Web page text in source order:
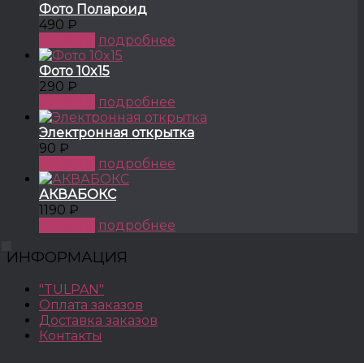
Фото Полароид
490 ₽
подробнее
Фото 10x15
290 ₽
подробнее
Электронная открытка
90 ₽
подробнее
АКВАБОКС
1190 ₽
подробнее
ИНФОРМАЦИЯ
"TULPAN"
Оплата заказов
Доставка заказов
Контакты